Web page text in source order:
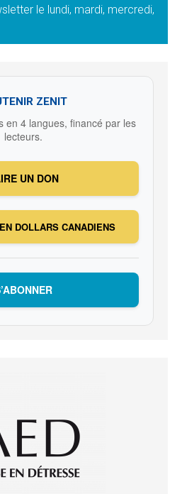
le lundi, mardi, mercredi,
ZENIT
en 4 langues, financé par les
lecteurs.
UN DON
DOLLARS CANADIENS